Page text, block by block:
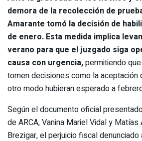
demora de la recolección de
Amarante tomó la decisión de
de enero. Esta medida implica
verano para que el juzgado siga
causa con urgencia,permitiendo
tomen decisiones como la aceptación
otro modo hubieran esperado a
Según el documento oficial
de ARCA, Vanina Mariel Vidal y Matías
Brezigar, el perjuicio fiscal